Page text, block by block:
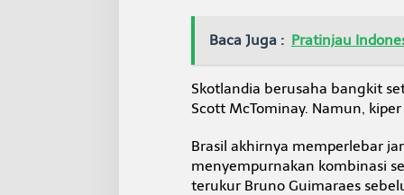
Baca Juga : Pratinjau
Skotlandia berusaha bangkit
Scott McTominay. Namun,
Brasil akhirnya memperlebar
menyempurnakan kombinasi
terukur Bruno Guimaraes